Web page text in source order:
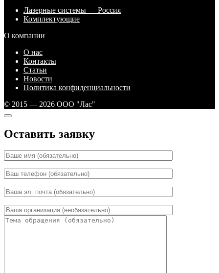
Лазерные системы — Россия
Комплектующие
О компании
О нас
Контакты
Статьи
Новости
Политика конфиденциальности
© 2015 — 2026 ООО "Лас"
Оставить заявку